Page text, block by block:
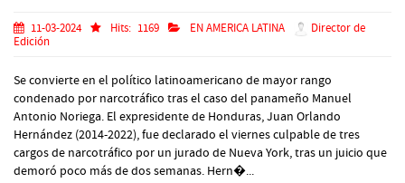
11-03-2024 Hits: 1169 EN AMERICA LATINA
Director de
Edición
Se convierte en el político latinoamericano de mayor rango
condenado por narcotráfico tras el caso del panameño Manuel
Antonio Noriega. El expresidente de Honduras, Juan Orlando
Hernández (2014-2022), fue declarado el viernes culpable de tres
cargos de narcotráfico por un jurado de Nueva York, tras un juicio que
demoró poco más de dos semanas. Hern�...